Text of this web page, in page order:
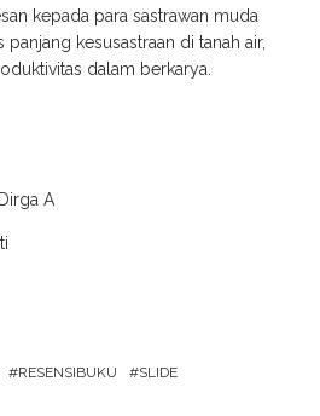
kepada para sastrawan muda
kesusastraan di tanah air,
dalam berkarya.
A
RESENSIBUKU SLIDE